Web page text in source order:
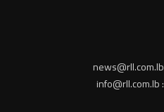
: info@rll.com.lb